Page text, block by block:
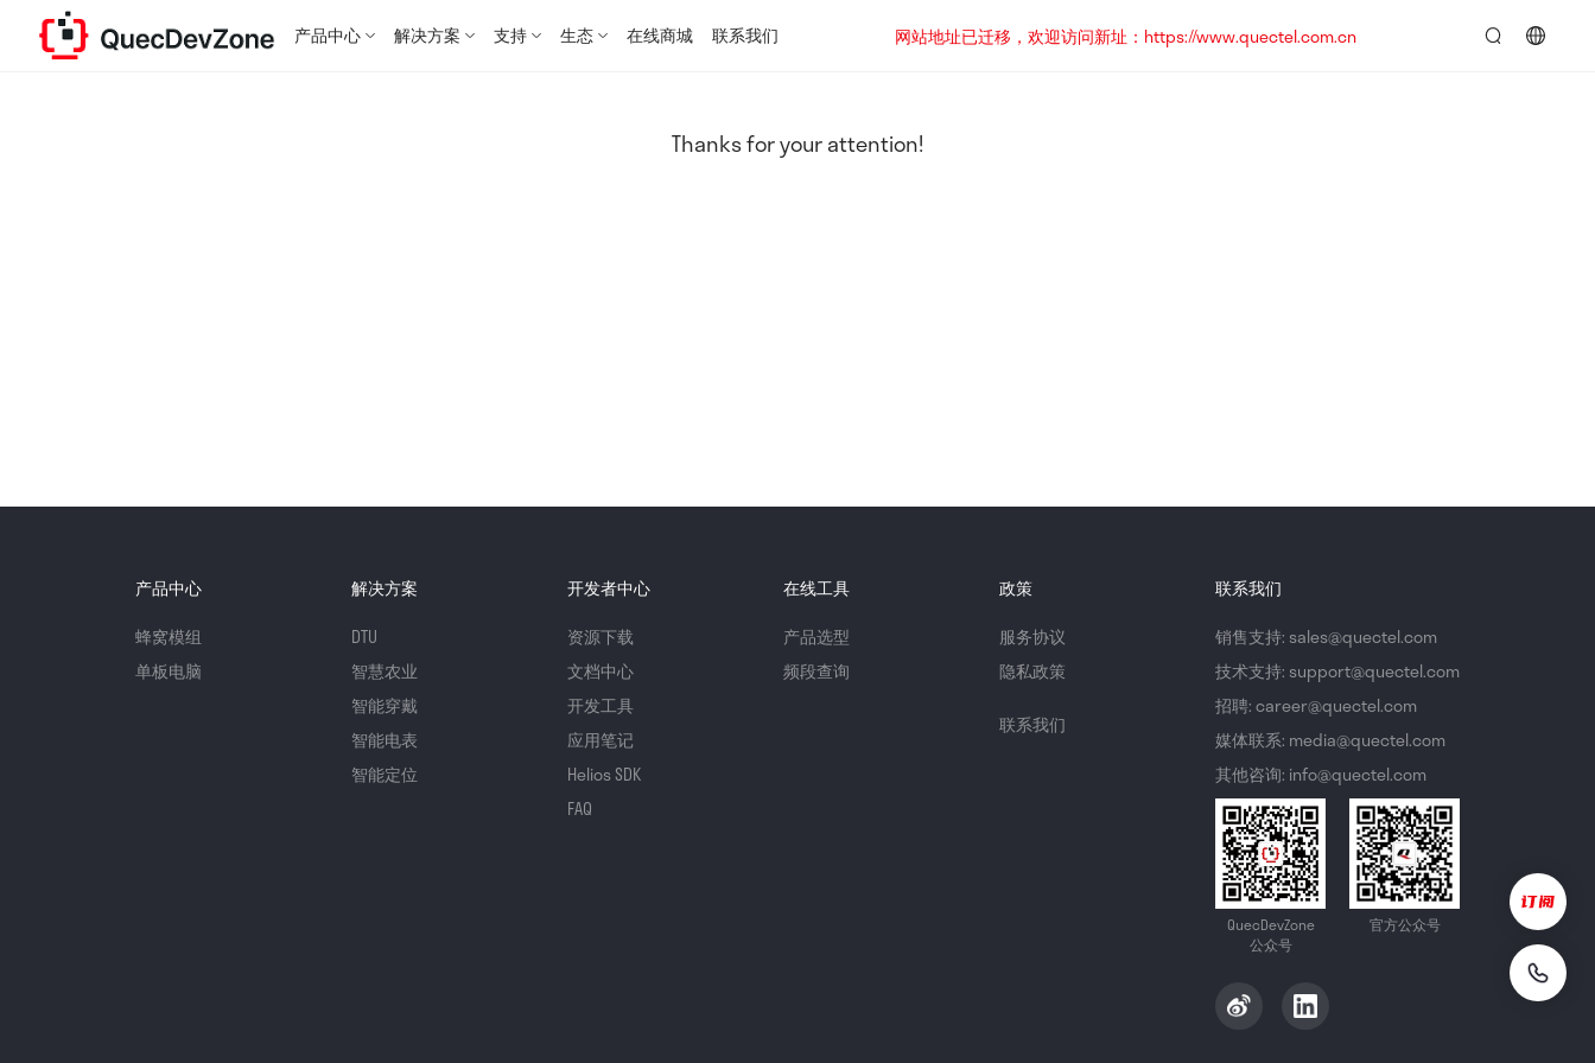
产品中心 解决方案 支持 生态 在线商城 联系我们
网站地址已迁移，欢迎访问新址：https://www.quectel.com.cn
Thanks for your attention!
产品中心
蜂窝模组
单板电脑
解决方案
DTU
智慧农业
智能穿戴
智能电表
智能定位
开发者中心
资源下载
文档中心
开发工具
应用笔记
Helios SDK
FAQ
在线工具
产品选型
频段查询
政策
服务协议
隐私政策
联系我们
联系我们
销售支持: sales@quectel.com
技术支持: support@quectel.com
招聘: career@quectel.com
媒体联系: media@quectel.com
其他咨询: info@quectel.com
QuecDevZone
公众号
官方公众号